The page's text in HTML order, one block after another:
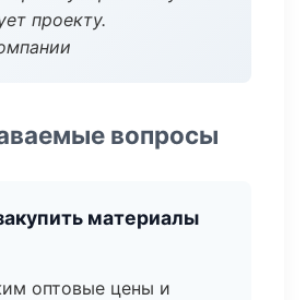
проекту.
вопросы
материалы
оптовые цены и